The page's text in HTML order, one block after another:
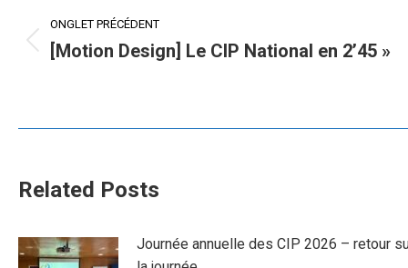
commentaire
ONGLET PRÉCÉDENT
Onglet
[Motion Design] Le CIP National en 2’45 »
Related Posts
Journée annuelle des CIP 2026 – retour